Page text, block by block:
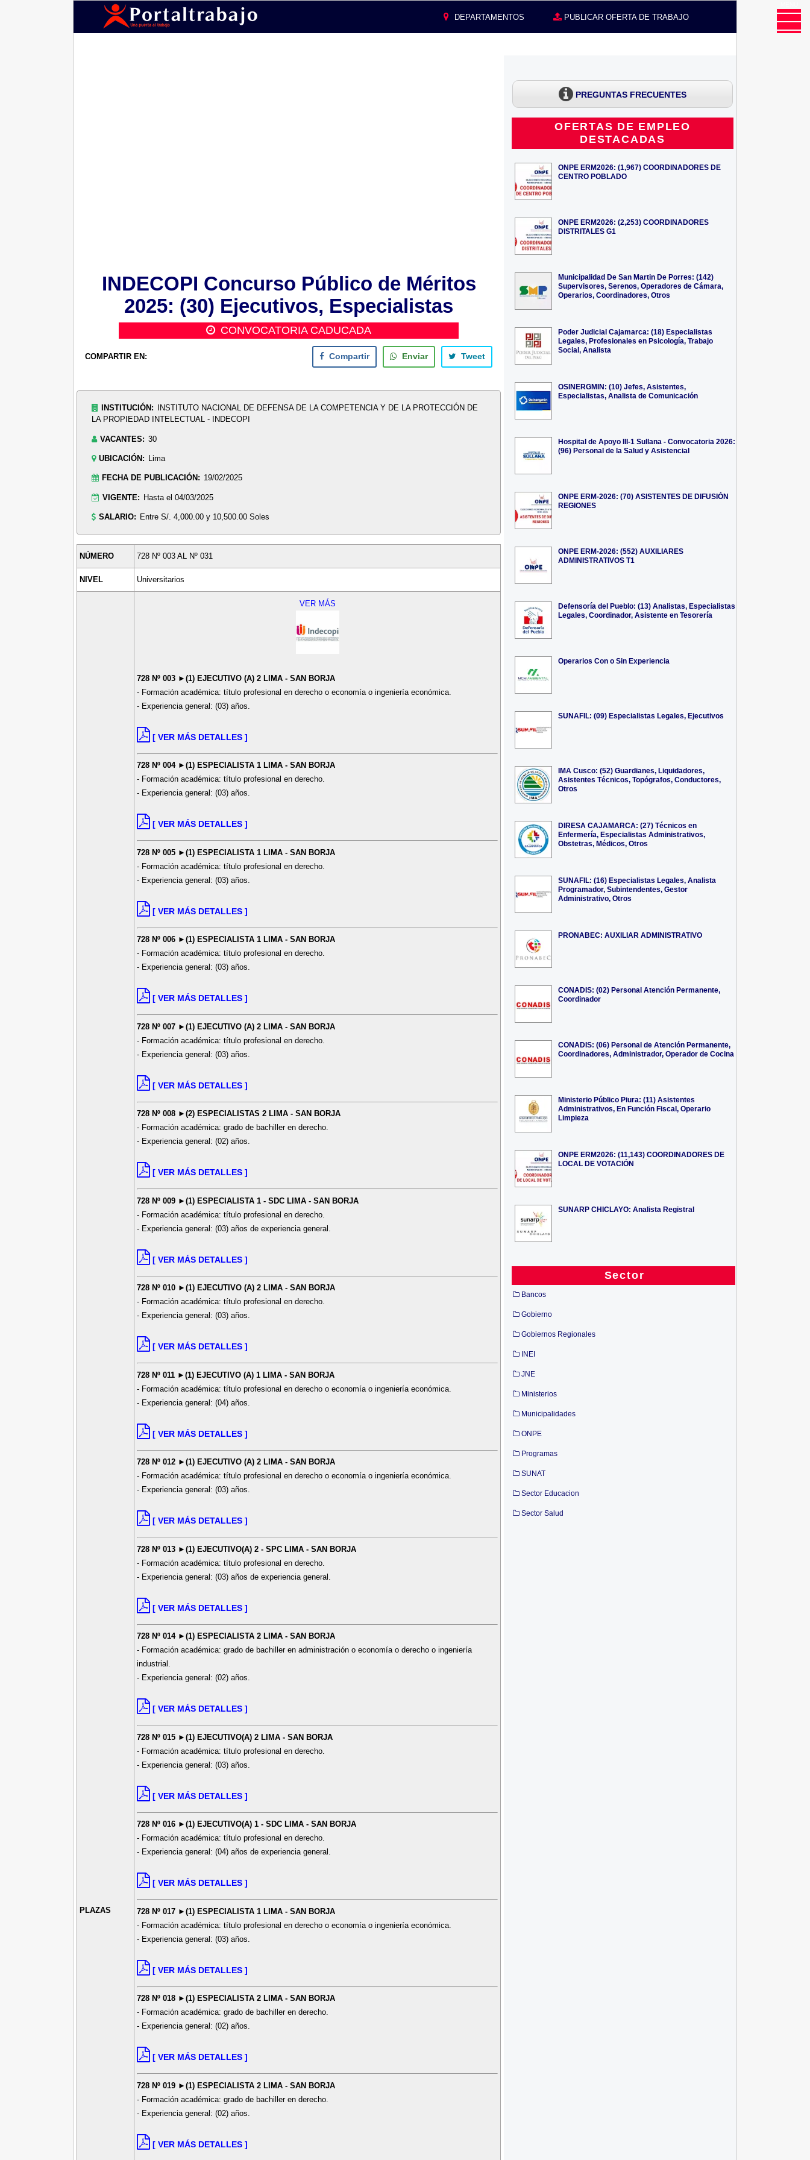
DEPARTAMENTOS PUBLICAR OFERTA DE TRABAJO
INDECOPI Concurso Público de Méritos
2025: (30) Ejecutivos, Especialistas
CONVOCATORIA CADUCADA
COMPARTIR EN: Compartir Enviar Tweet
INSTITUCIÓN:
INSTITUTO NACIONAL DE DEFENSA DE LA COMPETENCIA Y DE LA PROTECCIÓN DE
LA PROPIEDAD INTELECTUAL - INDECOPI
VACANTES: 30
UBICACIÓN: Lima
FECHA DE PUBLICACIÓN: 19/02/2025
VIGENTE: Hasta el 04/03/2025
SALARIO: Entre S/. 4,000.00 y 10,500.00 Soles
NÚMERO 728 Nº 003 AL Nº 031
NIVEL Universitarios
PLAZAS
VER MÁS
728 Nº 003 ►(1) EJECUTIVO (A) 2 LIMA - SAN BORJA
- Formación académica: título profesional en derecho o economía o ingeniería económica.
- Experiencia general: (03) años.
[ VER MÁS DETALLES ]
728 Nº 004 ►(1) ESPECIALISTA 1 LIMA - SAN BORJA
- Formación académica: título profesional en derecho.
- Experiencia general: (03) años.
[ VER MÁS DETALLES ]
728 Nº 005 ►(1) ESPECIALISTA 1 LIMA - SAN BORJA
- Formación académica: título profesional en derecho.
- Experiencia general: (03) años.
[ VER MÁS DETALLES ]
728 Nº 006 ►(1) ESPECIALISTA 1 LIMA - SAN BORJA
- Formación académica: título profesional en derecho.
- Experiencia general: (03) años.
[ VER MÁS DETALLES ]
728 Nº 007 ►(1) EJECUTIVO (A) 2 LIMA - SAN BORJA
- Formación académica: título profesional en derecho.
- Experiencia general: (03) años.
[ VER MÁS DETALLES ]
728 Nº 008 ►(2) ESPECIALISTAS 2 LIMA - SAN BORJA
- Formación académica: grado de bachiller en derecho.
- Experiencia general: (02) años.
[ VER MÁS DETALLES ]
728 Nº 009 ►(1) ESPECIALISTA 1 - SDC LIMA - SAN BORJA
- Formación académica: título profesional en derecho.
- Experiencia general: (03) años de experiencia general.
[ VER MÁS DETALLES ]
728 Nº 010 ►(1) EJECUTIVO (A) 2 LIMA - SAN BORJA
- Formación académica: título profesional en derecho.
- Experiencia general: (03) años.
[ VER MÁS DETALLES ]
728 Nº 011 ►(1) EJECUTIVO (A) 1 LIMA - SAN BORJA
- Formación académica: título profesional en derecho o economía o ingeniería económica.
- Experiencia general: (04) años.
[ VER MÁS DETALLES ]
728 Nº 012 ►(1) EJECUTIVO (A) 2 LIMA - SAN BORJA
- Formación académica: título profesional en derecho o economía o ingeniería económica.
- Experiencia general: (03) años.
[ VER MÁS DETALLES ]
728 Nº 013 ►(1) EJECUTIVO(A) 2 - SPC LIMA - SAN BORJA
- Formación académica: título profesional en derecho.
- Experiencia general: (03) años de experiencia general.
[ VER MÁS DETALLES ]
728 Nº 014 ►(1) ESPECIALISTA 2 LIMA - SAN BORJA
- Formación académica: grado de bachiller en administración o economía o derecho o ingeniería
industrial.
- Experiencia general: (02) años.
[ VER MÁS DETALLES ]
728 Nº 015 ►(1) EJECUTIVO(A) 2 LIMA - SAN BORJA
- Formación académica: título profesional en derecho.
- Experiencia general: (03) años.
[ VER MÁS DETALLES ]
728 Nº 016 ►(1) EJECUTIVO(A) 1 - SDC LIMA - SAN BORJA
- Formación académica: título profesional en derecho.
- Experiencia general: (04) años de experiencia general.
[ VER MÁS DETALLES ]
728 Nº 017 ►(1) ESPECIALISTA 1 LIMA - SAN BORJA
- Formación académica: título profesional en derecho o economía o ingeniería económica.
- Experiencia general: (03) años.
[ VER MÁS DETALLES ]
728 Nº 018 ►(1) ESPECIALISTA 2 LIMA - SAN BORJA
- Formación académica: grado de bachiller en derecho.
- Experiencia general: (02) años.
[ VER MÁS DETALLES ]
728 Nº 019 ►(1) ESPECIALISTA 2 LIMA - SAN BORJA
- Formación académica: grado de bachiller en derecho.
- Experiencia general: (02) años.
[ VER MÁS DETALLES ]
PREGUNTAS FRECUENTES
OFERTAS DE EMPLEO
DESTACADAS
ONPE ERM2026: (1,967) COORDINADORES DE
CENTRO POBLADO
ONPE ERM2026: (2,253) COORDINADORES
DISTRITALES G1
Municipalidad De San Martin De Porres: (142)
Supervisores, Serenos, Operadores de Cámara,
Operarios, Coordinadores, Otros
Poder Judicial Cajamarca: (18) Especialistas
Legales, Profesionales en Psicología, Trabajo
Social, Analista
OSINERGMIN: (10) Jefes, Asistentes,
Especialistas, Analista de Comunicación
Hospital de Apoyo III-1 Sullana - Convocatoria 2026:
(96) Personal de la Salud y Asistencial
ONPE ERM-2026: (70) ASISTENTES DE DIFUSIÓN
REGIONES
ONPE ERM-2026: (552) AUXILIARES
ADMINISTRATIVOS T1
Defensoría del Pueblo: (13) Analistas, Especialistas
Legales, Coordinador, Asistente en Tesorería
Operarios Con o Sin Experiencia
SUNAFIL: (09) Especialistas Legales, Ejecutivos
IMA Cusco: (52) Guardianes, Liquidadores,
Asistentes Técnicos, Topógrafos, Conductores,
Otros
DIRESA CAJAMARCA: (27) Técnicos en
Enfermería, Especialistas Administrativos,
Obstetras, Médicos, Otros
SUNAFIL: (16) Especialistas Legales, Analista
Programador, Subintendentes, Gestor
Administrativo, Otros
PRONABEC: AUXILIAR ADMINISTRATIVO
CONADIS: (02) Personal Atención Permanente,
Coordinador
CONADIS: (06) Personal de Atención Permanente,
Coordinadores, Administrador, Operador de Cocina
Ministerio Público Piura: (11) Asistentes
Administrativos, En Función Fiscal, Operario
Limpieza
ONPE ERM2026: (11,143) COORDINADORES DE
LOCAL DE VOTACIÓN
SUNARP CHICLAYO: Analista Registral
Sector
Bancos
Gobierno
Gobiernos Regionales
INEI
JNE
Ministerios
Municipalidades
ONPE
Programas
SUNAT
Sector Educacion
Sector Salud